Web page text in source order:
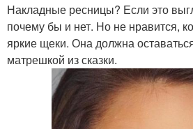
Накладные ресницы? Если это
почему бы и нет. Но не нравится,
яркие щеки. Она должна
матрешкой из сказки.